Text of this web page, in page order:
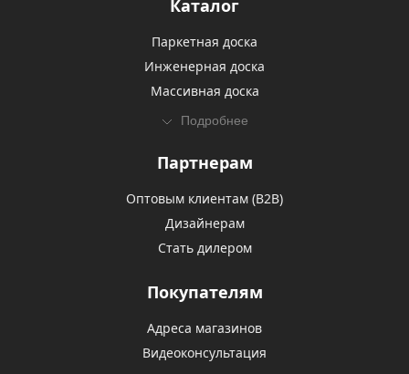
Каталог
Паркетная доска
Инженерная доска
Массивная доска
Подробнее
Партнерам
Оптовым клиентам (В2В)
Дизайнерам
Стать дилером
Покупателям
Адреса магазинов
Видеоконсультация